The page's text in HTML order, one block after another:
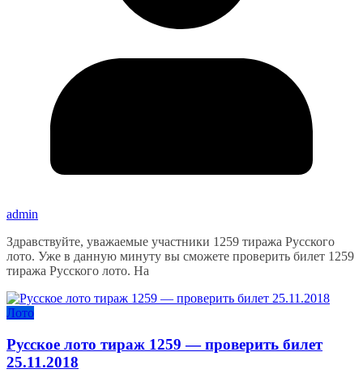
admin
Здравствуйте, уважаемые участники 1259 тиража Русского
лото. Уже в данную минуту вы сможете проверить билет 1259
тиража Русского лото. На
Лото
Русское лото тираж 1259 — проверить билет
25.11.2018